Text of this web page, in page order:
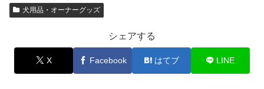
犬用品・オーナーグッズ
シェアする
X Facebook はてブ LINE